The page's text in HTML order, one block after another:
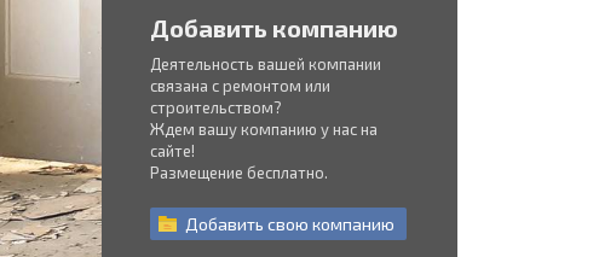
Добавить компанию
Деятельность вашей компании
связана с ремонтом или
строительством?
Ждем вашу компанию у нас на
сайте!
Размещение бесплатно.
Добавить свою компанию